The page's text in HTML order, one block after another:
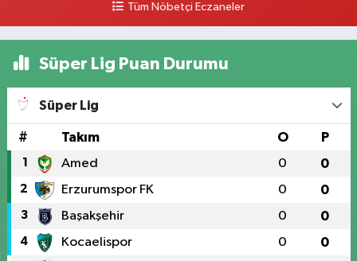
Tüm Nöbetçi Eczaneler
Süper Lig Puan Durumu
Süper Lig
# Takım O P
1 Amed 0 0
2 Erzurumspor FK 0 0
3 Başakşehir 0 0
4 Kocaelispor 0 0